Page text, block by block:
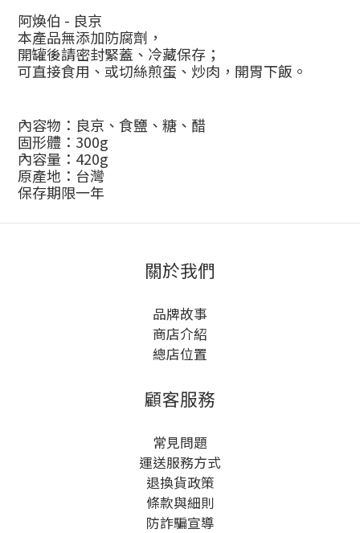
阿煥伯 - 良京
本產品無添加防腐劑，
開罐後請密封緊蓋、冷藏保存；
可直接食用、或切絲煎蛋、炒肉，開胃下飯。
內容物：良京、食鹽、糖、醋
固形體： 300g
內容量：420g
原產地：台灣
保存期限一年
關於我們
品牌故事
商店介紹
總店位置
顧客服務
常見問題
運送服務方式
退換貨政策
條款與細則
防詐騙宣導